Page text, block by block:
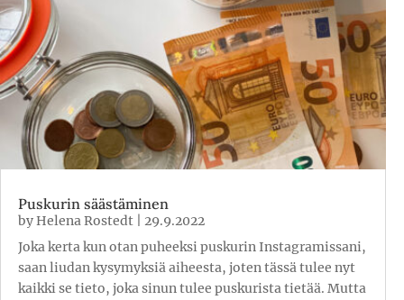
Puskurin säästäminen
byHelena Rostedt
29.9.2022
Joka kerta kun otan puheeksi puskurin Instagramissani,
saan liudan kysymyksiä aiheesta, joten tässä tulee nyt
kaikki se tieto, joka sinun tulee puskurista tietää. Mutta